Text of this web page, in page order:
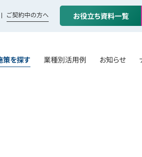
ご契約中の方へ お役立ち資料一覧
策を探す 業種別活用例 お知らせ